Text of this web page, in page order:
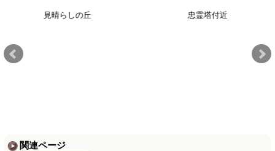
見晴らしの丘 忠霊塔付近
関連ページ